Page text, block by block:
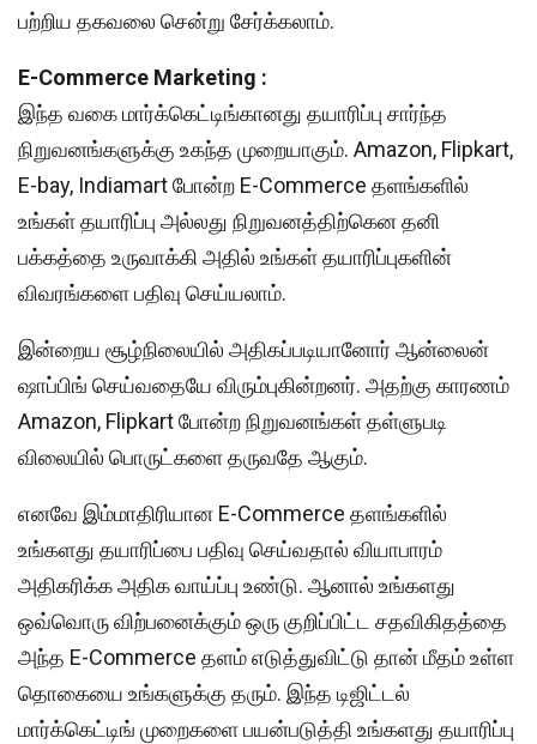
பற்றிய தகவலை சென்று சேர்க்கலாம்.
E-Commerce Marketing :
இந்த வகை மார்க்கெட்டிங்கானது தயாரிப்பு சார்ந்த
நிறுவனங்களுக்கு உகந்த முறையாகும். Amazon, Flipkart,
E-bay, Indiamart போன்ற E-Commerce தளங்களில்
உங்கள் தயாரிப்பு அல்லது நிறுவனத்திற்கென தனி
பக்கத்தை உருவாக்கி அதில் உங்கள் தயாரிப்புகளின்
விவரங்களை பதிவு செய்யலாம்.
இன்றைய சூழ்நிலையில் அதிகப்படியானோர் ஆன்லைன்
ஷாப்பிங் செய்வதையே விரும்புகின்றனர். அதற்கு காரணம்
Amazon, Flipkart போன்ற நிறுவனங்கள் தள்ளுபடி
விலையில் பொருட்களை தருவதே ஆகும்.
எனவே இம்மாதிரியான E-Commerce தளங்களில்
உங்களது தயாரிப்பை பதிவு செய்வதால் வியாபாரம்
அதிகரிக்க அதிக வாய்ப்பு உண்டு. ஆனால் உங்களது
ஒவ்வொரு விற்பனைக்கும் ஒரு குறிப்பிட்ட சதவிகிதத்தை
அந்த E-Commerce தளம் எடுத்துவிட்டு தான் மீதம் உள்ள
தொகையை உங்களுக்கு தரும். இந்த டிஜிட்டல்
மார்க்கெட்டிங் முறைகளை பயன்படுத்தி உங்களது தயாரிப்பு